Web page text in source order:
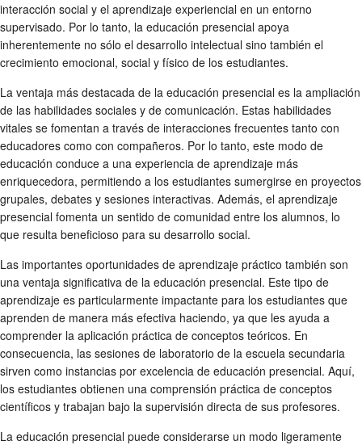
interacción social y el aprendizaje experiencial en un entorno
supervisado. Por lo tanto, la educación presencial apoya
inherentemente no sólo el desarrollo intelectual sino también el
crecimiento emocional, social y físico de los estudiantes.
La ventaja más destacada de la educación presencial es la ampliación
de las habilidades sociales y de comunicación. Estas habilidades
vitales se fomentan a través de interacciones frecuentes tanto con
educadores como con compañeros. Por lo tanto, este modo de
educación conduce a una experiencia de aprendizaje más
enriquecedora, permitiendo a los estudiantes sumergirse en proyectos
grupales, debates y sesiones interactivas. Además, el aprendizaje
presencial fomenta un sentido de comunidad entre los alumnos, lo
que resulta beneficioso para su desarrollo social.
Las importantes oportunidades de aprendizaje práctico también son
una ventaja significativa de la educación presencial. Este tipo de
aprendizaje es particularmente impactante para los estudiantes que
aprenden de manera más efectiva haciendo, ya que les ayuda a
comprender la aplicación práctica de conceptos teóricos. En
consecuencia, las sesiones de laboratorio de la escuela secundaria
sirven como instancias por excelencia de educación presencial. Aquí,
los estudiantes obtienen una comprensión práctica de conceptos
científicos y trabajan bajo la supervisión directa de sus profesores.
La educación presencial puede considerarse un modo ligeramente